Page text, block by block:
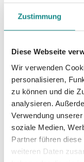
Zustimmung
Diese Webseite
Wir verwenden
personalisieren,
zu können und die
analysieren.
Verwendung
soziale Medien,
Partner führen
weiteren Daten
Helden klar, als
vergessenen
sie sich auf
wiederfinden,
Schicksal nur
Wahrheit nur
kann.
einer
Natur- und
zahlreichen